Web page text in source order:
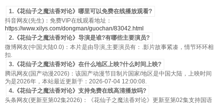
1.《花仙子之魔法香对论》哪里可以免费在线播放观看?
抖音网友(先生)：免费VIP在线观看地址：
https://www.xilys.com/dongman/guochan/83042.html
2.《花仙子之魔法香对论》导演是谁?有哪些主要演员?
微博网友(中国大陆0.0)：本片是由导演,主要演员有：.影片故事紧凑，情节环环相
扣.
3.《花仙子之魔法香对论》在什么地区上映?什么时间上映?
腾讯网友(国产动漫2026)：该国产动漫节目制片国家/地区是中国大陆，上映时间
为是2026年，本站最近更新于：2026-07-04 12:00:08.
4.《花仙子之魔法香对论》支持免费在线高清播放吗?
头条网友(更新至第02集2026)：《花仙子之魔法香对论》更新至第02集支持国语